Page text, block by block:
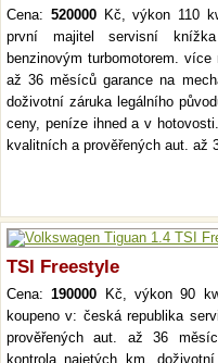
Cena: 520000Kč, výkon 110
první majitel servisní
benzinovým turbomotorem.
až 36 měsíců garance na
doživotní záruka legálního
ceny, peníze ihned a v
kvalitních a prověřených aut. až
TSI Freestyle
Cena:190000 Kč, výkon 90
koupeno v: česká republika
prověřených aut. až 36
kontrola najetých km.